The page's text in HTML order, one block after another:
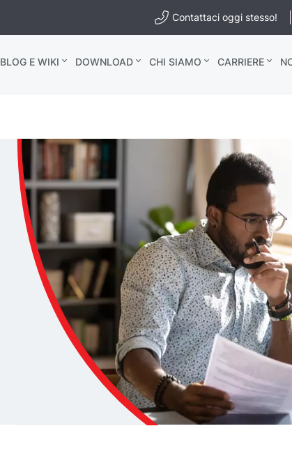
Contattaci oggi stesso!
BLOG E WIKI DOWNLOAD CHI SIAMO CARRIERE